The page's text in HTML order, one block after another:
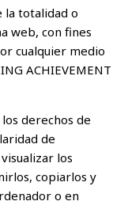
la totalidad o
web, con fines
cualquier medio
ACHIEVEMENT
derechos de
de
visualizar los
copiarlos y
o en